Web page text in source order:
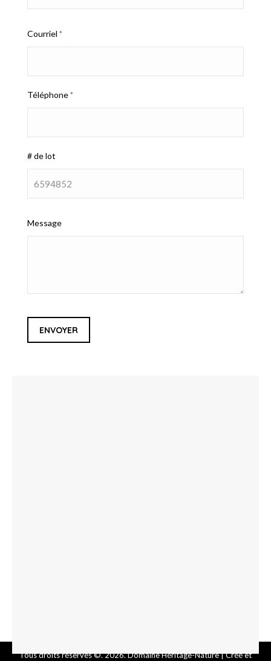
Courriel *
Téléphone *
# de lot
Message
Tous droits réservés ©. 2026. Domaine Héritage-Nature |Créé et